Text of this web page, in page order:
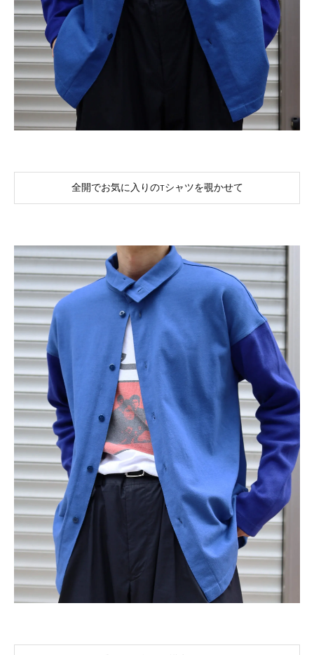
全開でお気に入りのTシャツを覗かせて